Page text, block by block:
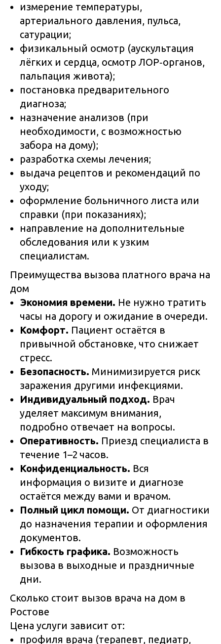
измерение температуры,
артериального давления, пульса,
сатурации;
физикальный осмотр (аускультация
лёгких и сердца, осмотр ЛОР‑органов,
пальпация живота);
постановка предварительного
диагноза;
назначение анализов (при
необходимости, с возможностью
забора на дому);
разработка схемы лечения;
выдача рецептов и рекомендаций по
уходу;
оформление больничного листа или
справки (при показаниях);
направление на дополнительные
обследования или к узким
специалистам.
Преимущества вызова платного врача на
дом
Экономия времени. Не нужно тратить
часы на дорогу и ожидание в очереди.
Комфорт. Пациент остаётся в
привычной обстановке, что снижает
стресс.
Безопасность. Минимизируется риск
заражения другими инфекциями.
Индивидуальный подход. Врач
уделяет максимум внимания,
подробно отвечает на вопросы.
Оперативность. Приезд специалиста в
течение 1–2 часов.
Конфиденциальность. Вся
информация о визите и диагнозе
остаётся между вами и врачом.
Полный цикл помощи. От диагностики
до назначения терапии и оформления
документов.
Гибкость графика. Возможность
вызова в выходные и праздничные
дни.
Сколько стоит вызов врача на дом в
Ростове
Цена услуги зависит от:
профиля врача (терапевт, педиатр,